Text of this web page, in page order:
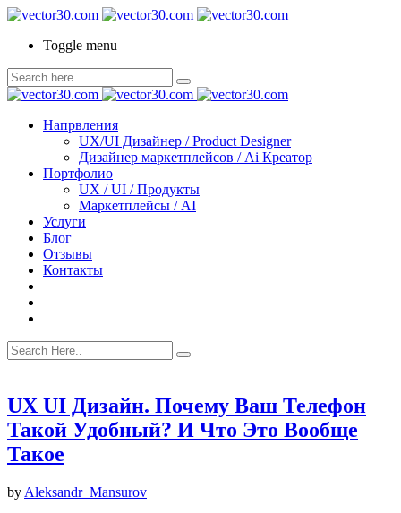
Toggle menu
Напрвления
UX/UI Дизайнер / Product Designer
Дизайнер маркетплейсов / Ai Креатор
Портфолио
UX / UI / Продукты
Маркетплейсы / AI
Услуги
Блог
Отзывы
Контакты
UX UI Дизайн. Почему Ваш Телефон
Такой Удобный? И Что Это Вообще
Такое
by Aleksandr_Mansurov